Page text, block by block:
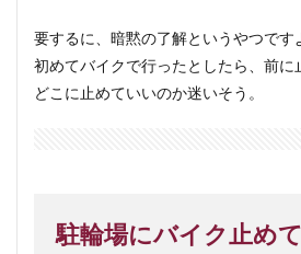
要するに、暗黙の了解というやつです
初めてバイクで行ったとしたら、前に
どこに止めていいのか迷いそう。
駐輪場にバイク止め